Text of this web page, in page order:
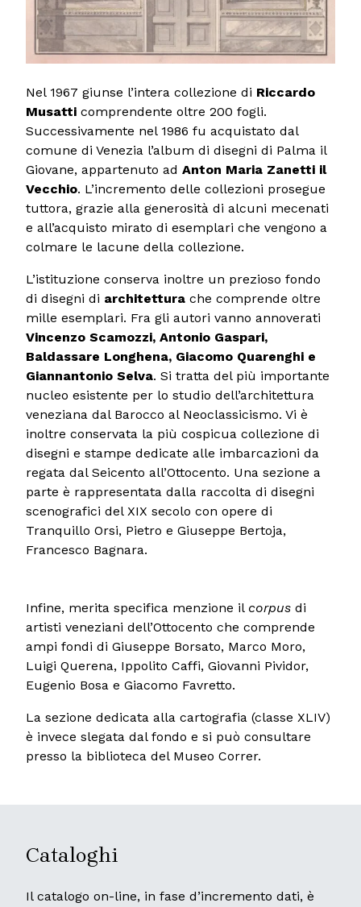
Nel 1967 giunse l’intera collezione di Riccardo
Musatti comprendente oltre 200 fogli.
Successivamente nel 1986 fu acquistato dal
comune di Venezia l’album di disegni di Palma il
Giovane, appartenuto ad Anton Maria Zanetti il
Vecchio. L’incremento delle collezioni prosegue
tuttora, grazie alla generosità di alcuni mecenati
e all’acquisto mirato di esemplari che vengono a
colmare le lacune della collezione.
L’istituzione conserva inoltre un prezioso fondo
di disegni di architettura che comprende oltre
mille esemplari. Fra gli autori vanno annoverati
Vincenzo Scamozzi, Antonio Gaspari,
Baldassare Longhena, Giacomo Quarenghi e
Giannantonio Selva. Si tratta del più importante
nucleo esistente per lo studio dell’architettura
veneziana dal Barocco al Neoclassicismo. Vi è
inoltre conservata la più cospicua collezione di
disegni e stampe dedicate alle imbarcazioni da
regata dal Seicento all’Ottocento. Una sezione a
parte è rappresentata dalla raccolta di disegni
scenografici del XIX secolo con opere di
Tranquillo Orsi, Pietro e Giuseppe Bertoja,
Francesco Bagnara.
Infine, merita specifica menzione il corpus di
artisti veneziani dell’Ottocento che comprende
ampi fondi di Giuseppe Borsato, Marco Moro,
Luigi Querena, Ippolito Caffi, Giovanni Pividor,
Eugenio Bosa e Giacomo Favretto.
La sezione dedicata alla cartografia (classe XLIV)
è invece slegata dal fondo e si può consultare
presso la biblioteca del Museo Correr.
Cataloghi
Il catalogo on-line, in fase d’incremento dati, è